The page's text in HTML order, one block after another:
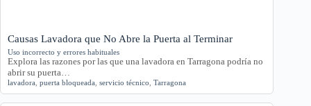
Causas Lavadora que No Abre la Puerta al Terminar
Uso incorrecto y errores habituales
Explora las razones por las que una lavadora en Tarragona podría no
abrir su puerta…
lavadora puerta bloqueada servicio técnico Tarragona